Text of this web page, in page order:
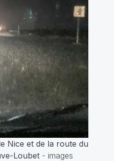
Nice et de la route du
Loubet- images